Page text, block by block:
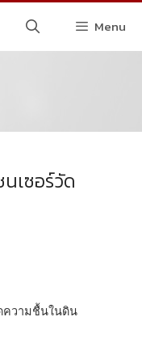
Menu
เซอร์วัด